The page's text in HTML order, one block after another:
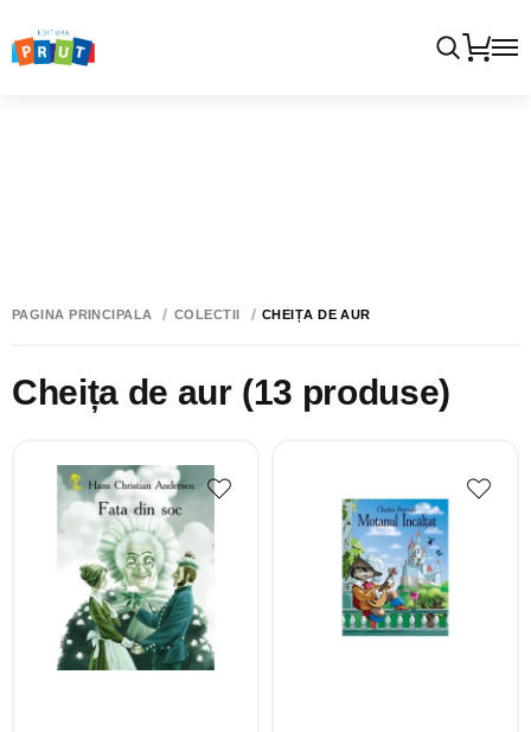
PAGINA PRINCIPALĂ COLECTII CHEIȚA DE AUR
Cheița de aur (13 produse)